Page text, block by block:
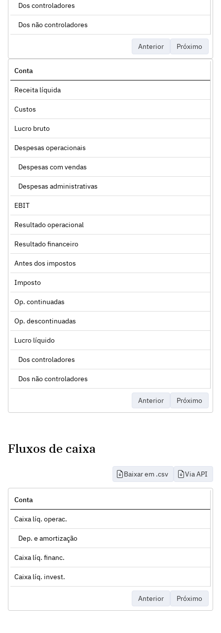
Dos controladores
Dos não controladores
Anterior Próximo
Conta
Receita líquida
Custos
Lucro bruto
Despesas operacionais
Despesas com vendas
Despesas administrativas
EBIT
Resultado operacional
Resultado financeiro
Antes dos impostos
Imposto
Op. continuadas
Op. descontinuadas
Lucro líquido
Dos controladores
Dos não controladores
Anterior Próximo
Fluxos de caixa
Baixar em .csv Via API
Conta
Caixa líq. operac.
Dep. e amortização
Caixa líq. financ.
Caixa líq. invest.
Anterior Próximo